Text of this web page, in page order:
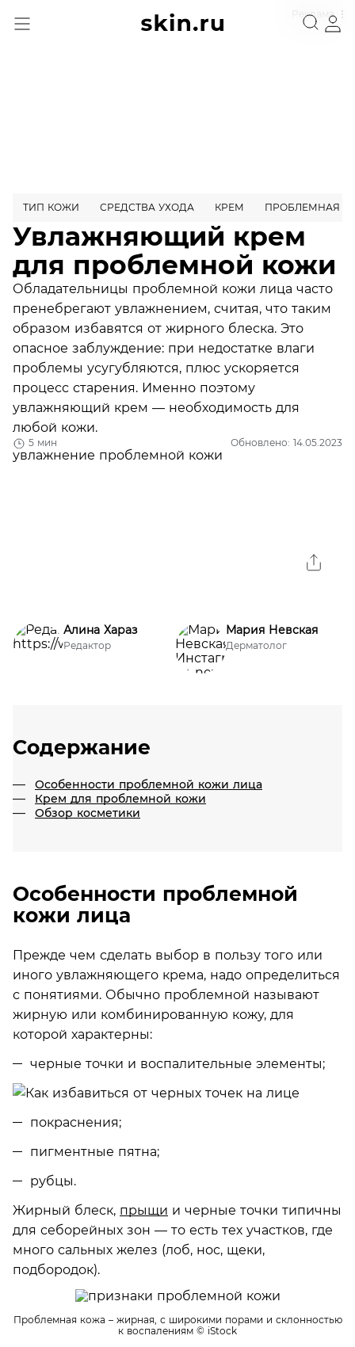
Реклама
5 мин Обновлено: 14.05.2023
ТИП КОЖИ СРЕДСТВА УХОДА КРЕМ ПРОБЛЕМНАЯ
Увлажняющий крем
для проблемной кожи
Обладательницы проблемной кожи лица часто
пренебрегают увлажнением, считая, что таким
образом избавятся от жирного блеска. Это
опасное заблуждение: при недостатке влаги
проблемы усугубляются, плюс ускоряется
процесс старения. Именно поэтому
увлажняющий крем — необходимость для
любой кожи.
Алина Хараз
Редактор
Мария Невская
Дерматолог
Содержание
Особенности проблемной кожи лица
Крем для проблемной кожи
Обзор косметики
Особенности проблемной
кожи лица
Прежде чем сделать выбор в пользу того или
иного увлажняющего крема, надо определиться
с понятиями. Обычно проблемной называют
жирную или комбинированную кожу, для
которой характерны:
черные точки и воспалительные элементы;
покраснения;
пигментные пятна;
рубцы.
Жирный блеск, прыщи и черные точки типичны
для себорейных зон — то есть тех участков, где
много сальных желез (лоб, нос, щеки,
подбородок).
Проблемная кожа – жирная, с широкими порами и склонностью
к воспалениям © iStock